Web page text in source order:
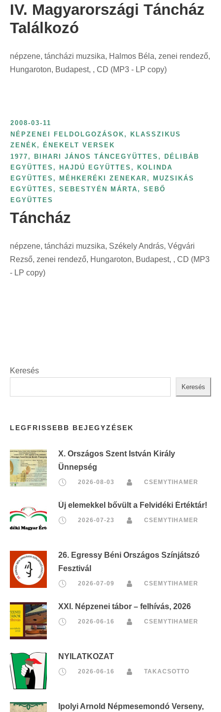
IV. Magyarországi Táncház
Találkozó
népzene, táncházi muzsika, Halmos Béla, zenei rendező,
Hungaroton, Budapest, , CD (MP3 - LP copy)
2008-03-11
NÉPZENEI FELDOLGOZÁSOK, KLASSZIKUS
ZENÉK, ÉNEKELT VERSEK
1977 , BIHARI JÁNOS TÁNCEGYÜTTES , DÉLIBÁB
EGYÜTTES , HAJDÚ EGYÜTTES , KOLINDA
EGYÜTTES , MÉHKERÉKI ZENEKAR , MUZSIKÁS
EGYÜTTES , SEBESTYÉN MÁRTA , SEBŐ
EGYÜTTES
Táncház
népzene, táncházi muzsika, Székely András, Végvári
Rezső, zenei rendező, Hungaroton, Budapest, , CD (MP3
- LP copy)
Keresés
Keresés
LEGFRISSEBB BEJEGYZÉSEK
X. Országos Szent István Király
Ünnepség
2026-08-03 CSEMYTIHAMER
Új elemekkel bővült a Felvidéki Értéktár!
2026-07-23 CSEMYTIHAMER
26. Egressy Béni Országos Színjátszó
Fesztivál
2026-07-09 CSEMYTIHAMER
XXI. Népzenei tábor – felhívás, 2026
2026-06-16 CSEMYTIHAMER
NYILATKOZAT
2026-06-16 TAKACSOTTO
Ipolyi Arnold Népmesemondó Verseny,